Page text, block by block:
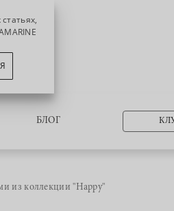
БЛОГ
из коллекции "Happy"